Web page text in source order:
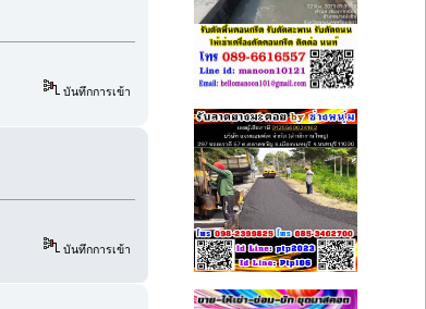
บันทึกการเข้า
บันทึกการเข้า